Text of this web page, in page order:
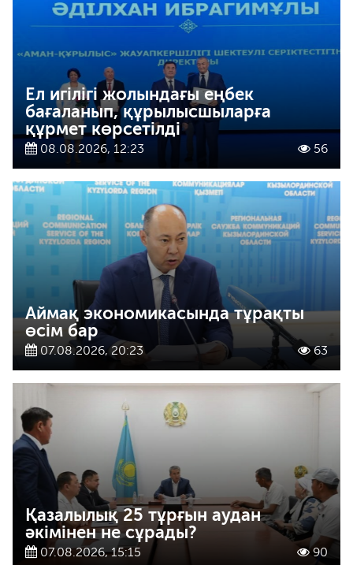
Ел игілігі жолындағы еңбек
бағаланып, құрылысшыларға
құрмет көрсетілді
08.08.2026, 12:23 56
Аймақ экономикасында тұрақты
өсім бар
07.08.2026, 20:23 63
Қазалылық 25 тұрғын аудан
әкімінен не сұрады?
07.08.2026, 15:15 90